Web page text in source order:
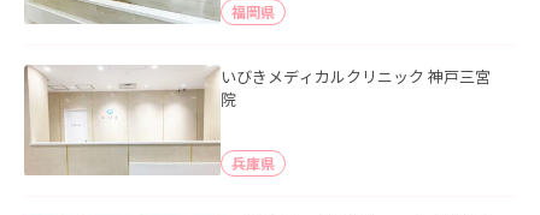
福岡県
いびきメディカルクリニック 神戸三宮
院
兵庫県